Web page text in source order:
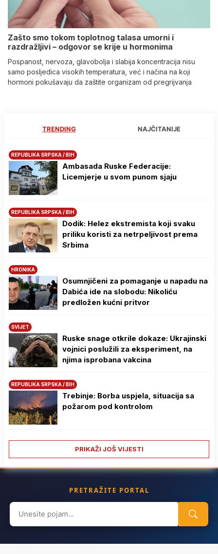
Zašto smo tokom toplotnog talasa umorni i
razdražljivi – odgovor se krije u hormonima
Pospanost, nervoza, glavobolja i slabija koncentracija nisu
samo posljedica visokih temperatura, već i načina na koji
hormoni pokušavaju da zaštite organizam od pregrijvanja
TRENDING NAJČITANIJE
REPUBLIKA SRPSKA / BIH
Ambasada Ruske Federacije:
Licemjerje u svom punom sjaju
REPUBLIKA SRPSKA / BIH
Dodik: Helez ekstremista koji svaku
priliku koristi za netrpeljivost prema
Srbima
HRONIKA
Osumnjičeni za pomaganje u napadu na
Dabića ide na slobodu: Nikoliću
predložen kućni pritvor
SVIJET
Ruske snage otkrile dokaze: Ukrajinski
vojnici poslužili za eksperiment, na
njima isprobana vakcina
REPUBLIKA SRPSKA / BIH
Trebinje: Borba uspjela, situacija sa
požarom pod kontrolom
PRIKAŽI JOŠ VIJESTI
PRETRAŽITE PORTAL
Search
for: